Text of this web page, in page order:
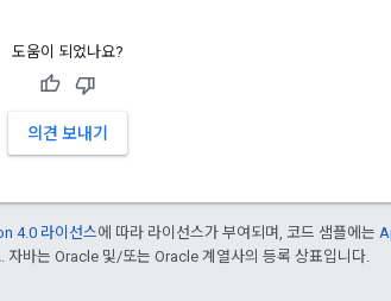
도움이 되었나요?
의견 보내기
4.0 라이선스에 따라 라이선스가 부여되며, 코드 샘플에는
자바는 Oracle 및/또는 Oracle 계열사의 등록 상표입니다.